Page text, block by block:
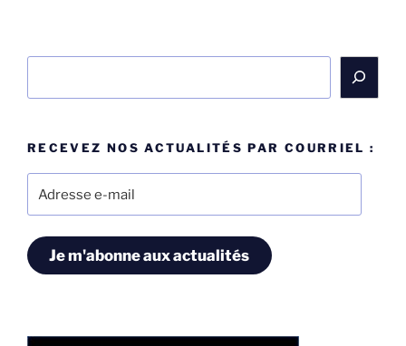
RECEVEZ NOS ACTUALITÉS PAR COURRIEL :
e-
Je m'abonne aux actualités